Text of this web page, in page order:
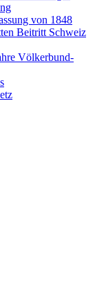
von 1848
Beitritt Schweiz
Völkerbund-